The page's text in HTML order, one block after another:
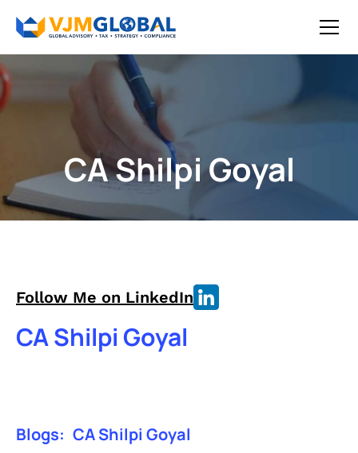
CA Shilpi Goyal
Follow Me on LinkedIn
CA Shilpi Goyal
Blogs: CA Shilpi Goyal